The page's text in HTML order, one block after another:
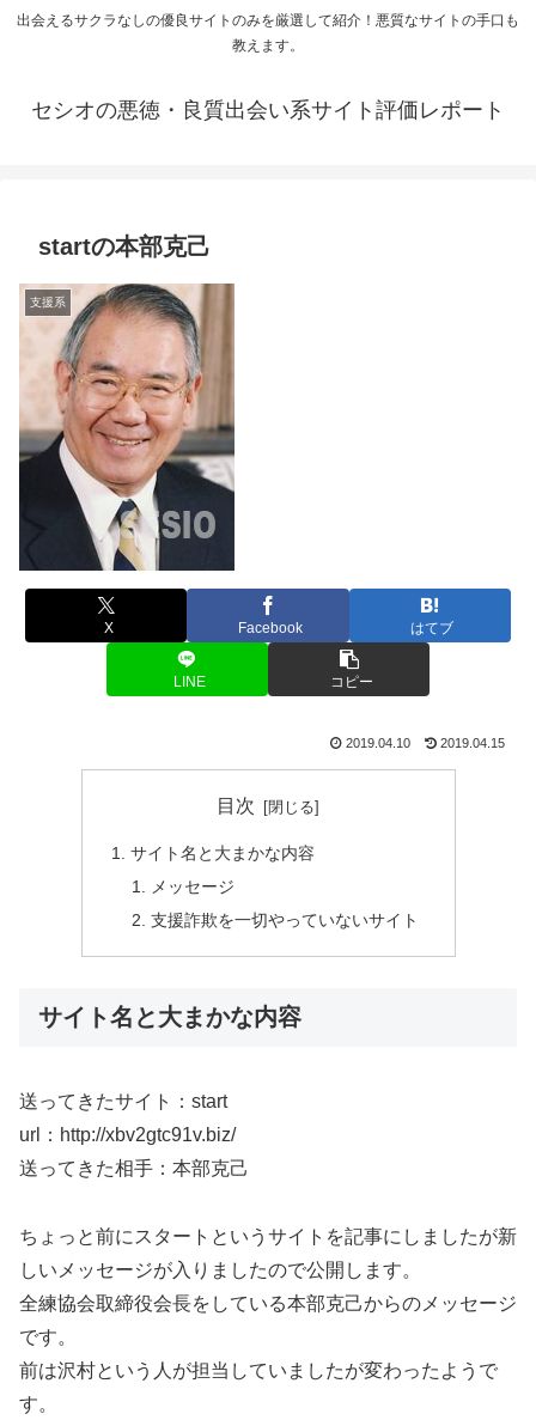
出会えるサクラなしの優良サイトのみを厳選して紹介！悪質なサイトの手口も
教えます。
セシオの悪徳・良質出会い系サイト評価レポート
startの本部克己
支援系
X Facebook はてブ
LINE コピー
2019.04.10 2019.04.15
目次
サイト名と大まかな内容
メッセージ
支援詐欺を一切やっていないサイト
サイト名と大まかな内容
送ってきたサイト：start
url：http://xbv2gtc91v.biz/
送ってきた相手：本部克己
ちょっと前にスタートというサイトを記事にしましたが新
しいメッセージが入りましたので公開します。
全練協会取締役会長をしている本部克己からのメッセージ
です。
前は沢村という人が担当していましたが変わったようで
す。